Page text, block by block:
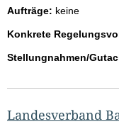
Aufträge: keine
Konkrete
Stellungnahmen/
Landesverband